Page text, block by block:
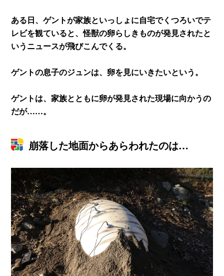
ある日、ゲントが家族といっしょに自宅でくつろいでテ
レビを観ていると、怪獣の卵らしきものが発見されたと
いうニュースが飛びこんでくる。
ゲントの息子のジュンは、卵を見にいきたいという。
ゲントは、家族とともに卵が発見された現場に向かうの
だが……。
崩落した地面からあらわれたのは…